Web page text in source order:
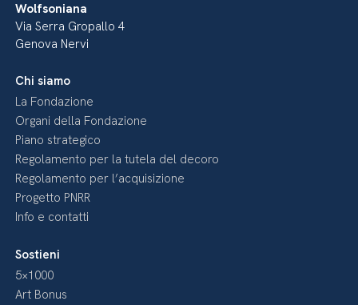
Wolfsoniana
Via Serra Gropallo 4
Genova Nervi
Chi siamo
La Fondazione
Organi della Fondazione
Piano strategico
Regolamento per la tutela del decoro
Regolamento per l’acquisizione
Progetto PNRR
Info e contatti
Sostieni
5×1000
Art Bonus